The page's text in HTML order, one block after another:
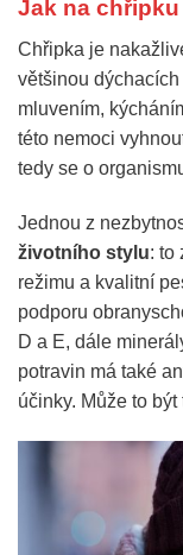
Jak na chřipku
Chřipka je
většinou
mluvením,
této nemoci
tedy se o
Jednou z
životního stylu: to
režimu a kvalitní
podporu
D a E, dále
potravin má také
účinky. Může to